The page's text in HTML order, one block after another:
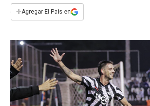
e
b
k
s
p
t
n
i
l
+Agregar El País en